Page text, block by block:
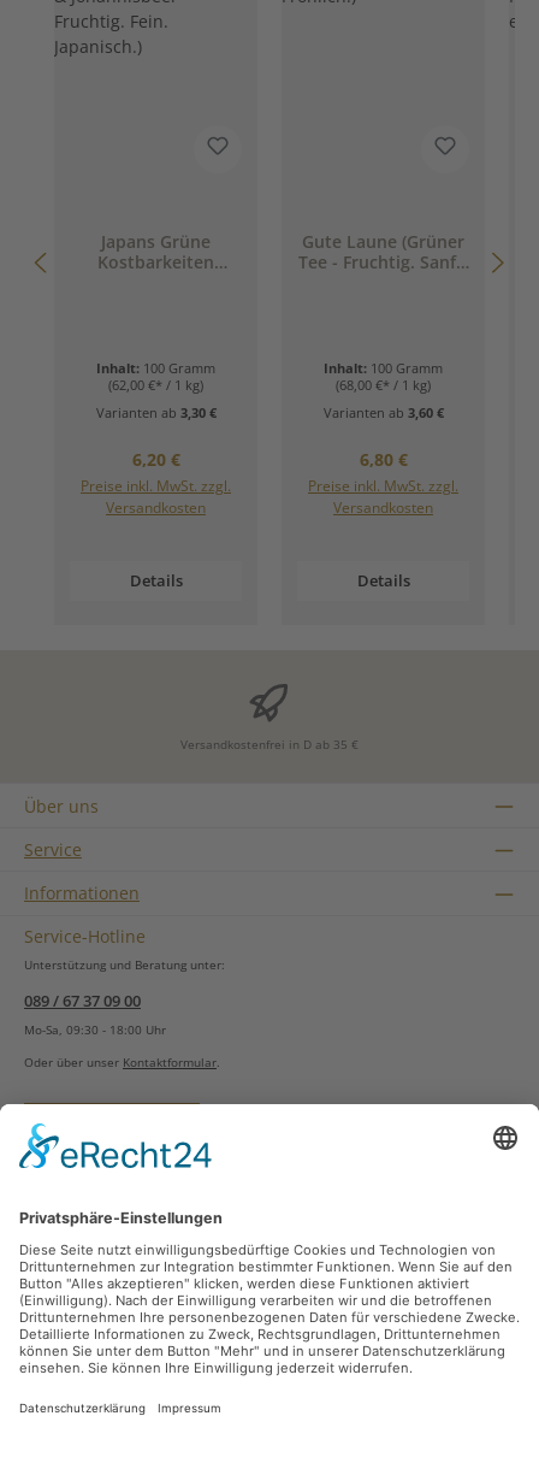
Japans Grüne
Kostbarkeiten
Inhalt: 100 Gramm
(62,00 €* / 1 kg)
Varianten ab 3,30 €
Regulärer Preis:
6,20 €
Preise inkl. MwSt. zzgl.
Versandkosten
Details
Gute Laune (Grüner
Tee - Fruchtig. Sanft.
Inhalt: 100 Gramm
(68,00 €* / 1 kg)
Varianten ab 3,60 €
Regulärer Preis:
6,80 €
Preise inkl. MwSt. zzgl.
Versandkosten
Details
Versandkostenfrei in D ab 35 €
Über uns
Service
Informationen
Service-Hotline
Unterstützung und Beratung unter:
089 / 67 37 09 00
Mo-Sa, 09:30 - 18:00 Uhr
Oder über unser Kontaktformular.
Vertrag widerrufen
Zahlungsarten
Sicher Einkaufen
Ladengeschäft
Newsletter